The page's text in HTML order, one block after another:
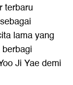
terbaru
lama yang
Ji Yae demi